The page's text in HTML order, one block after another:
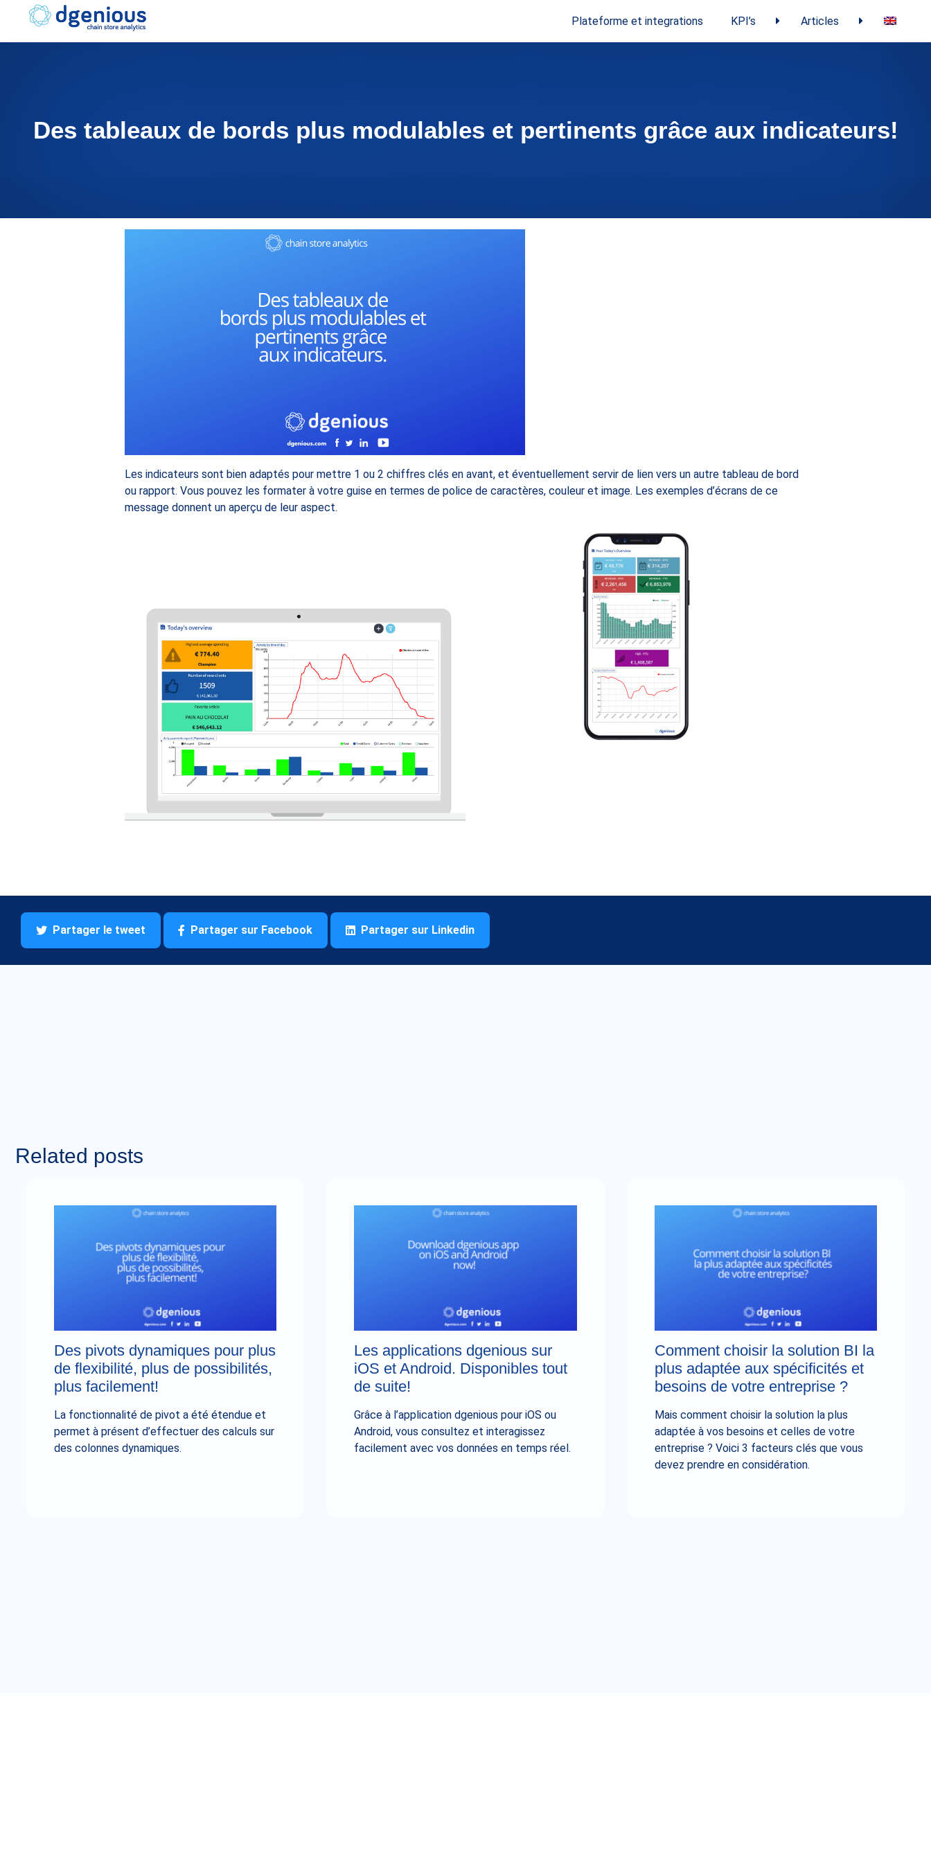
content
Plateforme et integrations KPI’s Articles
Des tableaux de bords plus modulables et pertinents grâce aux indicateurs!
Les indicateurs sont bien adaptés pour mettre 1 ou 2 chiffres clés en avant, et éventuellement servir de lien vers un autre tableau de bord
ou rapport. Vous pouvez les formater à votre guise en termes de police de caractères, couleur et image. Les exemples d’écrans de ce
message donnent un aperçu de leur aspect.
Partager le tweet Partager sur Facebook Partager sur Linkedin
Related posts
Des pivots dynamiques pour plus
de flexibilité, plus de possibilités,
plus facilement!
La fonctionnalité de pivot a été étendue et
permet à présent d’effectuer des calculs sur
des colonnes dynamiques.
Les applications dgenious sur
iOS et Android. Disponibles tout
de suite!
Grâce à l’application dgenious pour iOS ou
Android, vous consultez et interagissez
facilement avec vos données en temps réel.
Comment choisir la solution BI la
plus adaptée aux spécificités et
besoins de votre entreprise ?
Mais comment choisir la solution la plus
adaptée à vos besoins et celles de votre
entreprise ? Voici 3 facteurs clés que vous
devez prendre en considération.